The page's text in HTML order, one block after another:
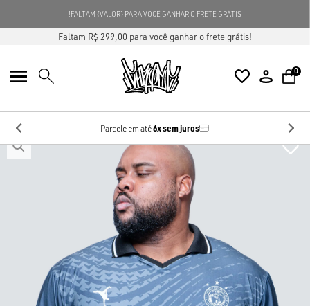
FALTAM {VALOR} PARA VOCÊ GANHAR O FRETE GRÁTIS!
Faltam R$ 299,00 para você ganhar o frete grátis!
0
Parcele em até6x sem juros